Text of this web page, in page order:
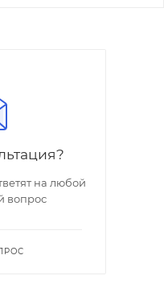
на любой
вопрос